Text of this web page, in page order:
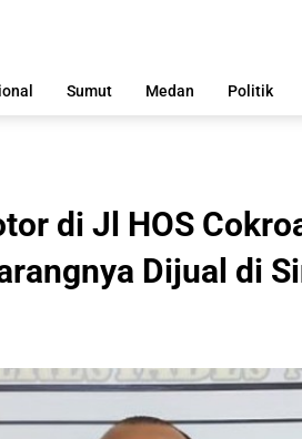
Sumut Medan Politik
di Jl HOS
Dijual di